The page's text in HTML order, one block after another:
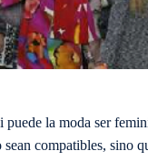
la moda ser
compatibles, sino